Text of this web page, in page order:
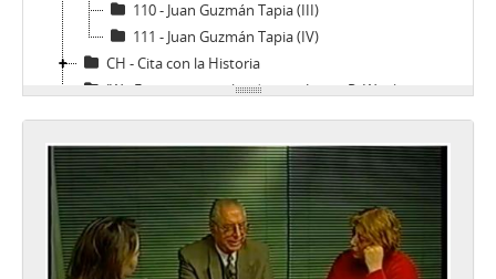
110 - Juan Guzmán Tapia (III)
111 - Juan Guzmán Tapia (IV)
CH - Cita con la Historia
JW - Entrevistas realizadas por James R. Whelan